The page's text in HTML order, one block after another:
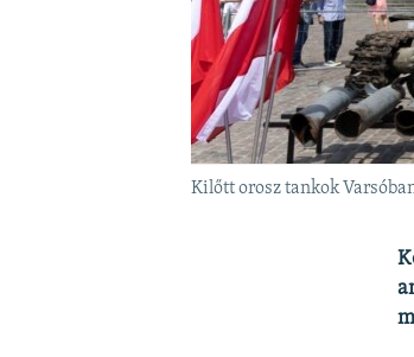
Kilőtt orosz tankok